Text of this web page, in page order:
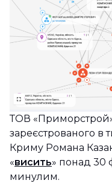
ТОВ
зареєстрованого в
Криму Романа
«висить» понад 30
минулим.